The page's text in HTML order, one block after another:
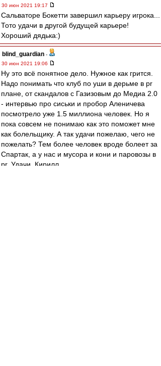
30 июн 2021 19:17
Сальваторе Бокетти завершил карьеру игрока...
Тото удачи в другой будущей карьере!
Хороший дядька:)
blind_guardian -
30 июн 2021 19:06
Ну это всё понятное дело. Нужное как грится.
Надо понимать что клуб по уши в дерьме в pr
плане, от скандалов с Газизовым до Медиа 2.0
- интервью про сиськи и пробор Аленичева
посмотрело уже 1.5 миллиона человек. Но я
пока совсем не понимаю как это поможет мне
как болельщику. А так удачи пожелаю, чего не
пожелать? Тем более человек вроде болеет за
Спартак, а у нас и мусора и кони и паровозы в
pr. Удачи, Кирилл.